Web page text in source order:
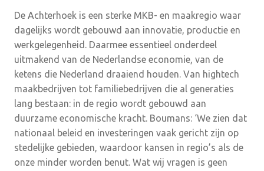
De Achterhoek is een sterke MKB- en maakregio waar
dagelijks wordt gebouwd aan innovatie, productie en
werkgelegenheid. Daarmee essentieel onderdeel
uitmakend van de Nederlandse economie, van de
ketens die Nederland draaiend houden. Van hightech
maakbedrijven tot familiebedrijven die al generaties
lang bestaan: in de regio wordt gebouwd aan
duurzame economische kracht. Boumans: ‘We zien dat
nationaal beleid en investeringen vaak gericht zijn op
stedelijke gebieden, waardoor kansen in regio’s als de
onze minder worden benut. Wat wij vragen is geen